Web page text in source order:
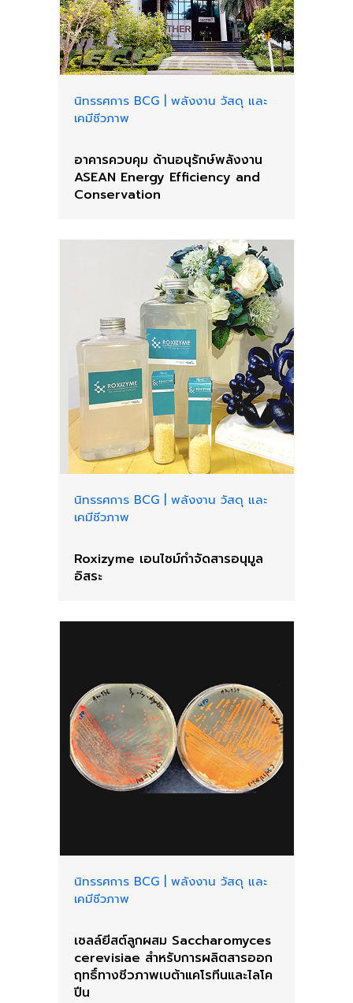
นิทรรศการ BCG
พลังงาน วัสดุ และ
เคมีชีวภาพ
อาคารควบคุม ด้านอนุรักษ์พลังงาน
ASEAN Energy Efficiency and
Conservation
นิทรรศการ BCG
พลังงาน วัสดุ และ
เคมีชีวภาพ
Roxizyme เอนไซม์กำจัดสารอนุมูล
อิสระ
นิทรรศการ BCG
พลังงาน วัสดุ และ
เคมีชีวภาพ
เซลล์ยีสต์ลูกผสม Saccharomyces
cerevisiae สำหรับการผลิตสารออก
ฤทธิ์ทางชีวภาพเบต้าแคโรทีนและไลโค
ปีน